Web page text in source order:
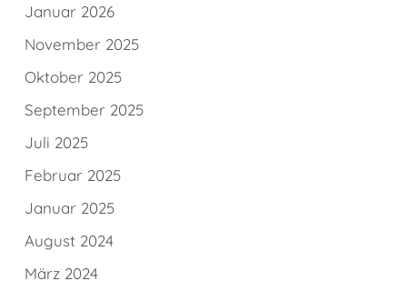
Januar 2026
November 2025
Oktober 2025
September 2025
Juli 2025
Februar 2025
Januar 2025
August 2024
März 2024